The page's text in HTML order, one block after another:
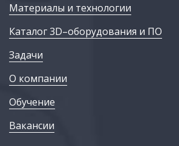
Материалы и технологии
Каталог 3D–оборудования и ПО
Задачи
О компании
Обучение
Вакансии